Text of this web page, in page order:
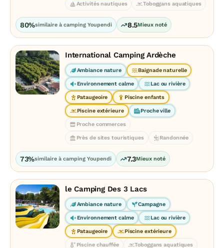
Activités nautiques Toboggans aquatiques
80%similaire à camping Youpendi 8.5Mieux noté
International Camping Ardèche
Ambiance nature Baignade naturelle
Environnement calme Lac ou rivière
Pataugeoire Piscine enfants
Piscine extérieure Proche ville
Proche commerces
Près de sites touristiques Randonnée
73%similaire à camping Youpendi 7.3Mieux noté
le Camping Des 3 Lacs
Ambiance nature Campagne
Environnement calme Lac ou rivière
Pataugeoire Piscine extérieure
Piscine chauffée Toboggans aquatiques